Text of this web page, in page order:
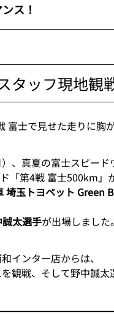
ス！
タッフ現地観
富士で見せた走りに胸
、真夏の富士スピード
「第4戦 富士500km」
埼玉トヨペット Green
太選手が出場しました。
インター店からは、
観戦、そして野中誠